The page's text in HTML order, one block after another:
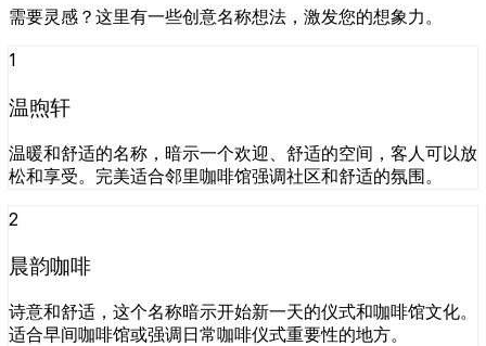
需要灵感？这里有一些创意名称想法，激发您的想象力。
1
温煦轩
温暖和舒适的名称，暗示一个欢迎、舒适的空间，客人可以放
松和享受。完美适合邻里咖啡馆强调社区和舒适的氛围。
2
晨韵咖啡
诗意和舒适，这个名称暗示开始新一天的仪式和咖啡馆文化。
适合早间咖啡馆或强调日常咖啡仪式重要性的地方。